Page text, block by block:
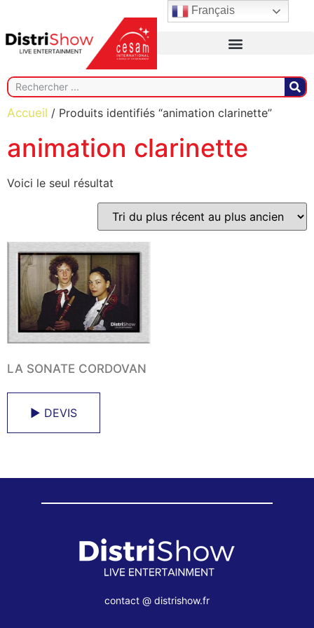
Accueil / Produits identifiés “animation clarinette”
animation clarinette
Voici le seul résultat
LA SONATE CORDOVAN
► DEVIS
contact @ distrishow.fr
Français